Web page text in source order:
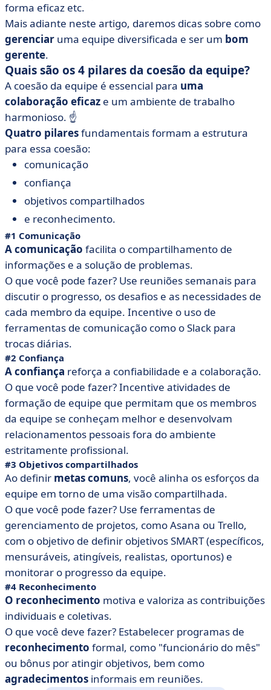
forma eficaz etc.
Mais adiante neste artigo, daremos dicas sobre como
gerenciar uma equipe diversificada e ser um bom
gerente.
Quais são os 4 pilares da coesão da equipe?
A coesão da equipe é essencial para uma
colaboração eficaz e um ambiente de trabalho
harmonioso. ☝️
Quatro pilaresfundamentais formam a estrutura
para essa coesão:
comunicação
confiança
objetivos compartilhados
e reconhecimento.
#1 Comunicação
A comunicação facilita o compartilhamento de
informações e a solução de problemas.
O que você pode fazer? Use reuniões semanais para
discutir o progresso, os desafios e as necessidades de
cada membro da equipe. Incentive o uso de
ferramentas de comunicação como o Slack para
trocas diárias.
#2 Confiança
A confiança reforça a confiabilidade e a colaboração.
O que você pode fazer? Incentive atividades de
formação de equipe que permitam que os membros
da equipe se conheçam melhor e desenvolvam
relacionamentos pessoais fora do ambiente
estritamente profissional.
#3 Objetivos compartilhados
Ao definir metascomuns, você alinha os esforços da
equipe em torno de uma visão compartilhada.
O que você pode fazer? Use ferramentas de
gerenciamento de projetos, como Asana ou Trello,
com o objetivo de definir objetivos SMART (específicos,
mensuráveis, atingíveis, realistas, oportunos) e
monitorar o progresso da equipe.
#4 Reconhecimento
O reconhecimento motiva e valoriza as contribuições
individuais e coletivas.
O que você deve fazer? Estabelecer programas de
reconhecimento formal, como "funcionário do mês"
ou bônus por atingir objetivos, bem como
agradecimentos informais em reuniões.